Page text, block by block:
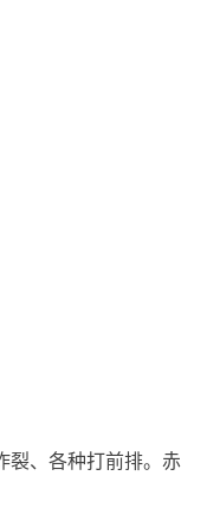
裂、各种打前排。赤